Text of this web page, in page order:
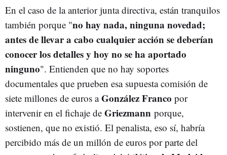
En el caso de la anterior junta directiva, están tranquilos
también porque "no hay nada, ninguna novedad;
antes de llevar a cabo cualquier acción se deberían
conocer los detalles y hoy no se ha aportado
ninguno". Entienden que no hay soportes
documentales que prueben esa supuesta comisión de
siete millones de euros aGonzález Franco por
intervenir en el fichaje de Griezmann porque,
sostienen, que no existió. El penalista, eso sí, habría
percibido más de un millón de euros por parte del